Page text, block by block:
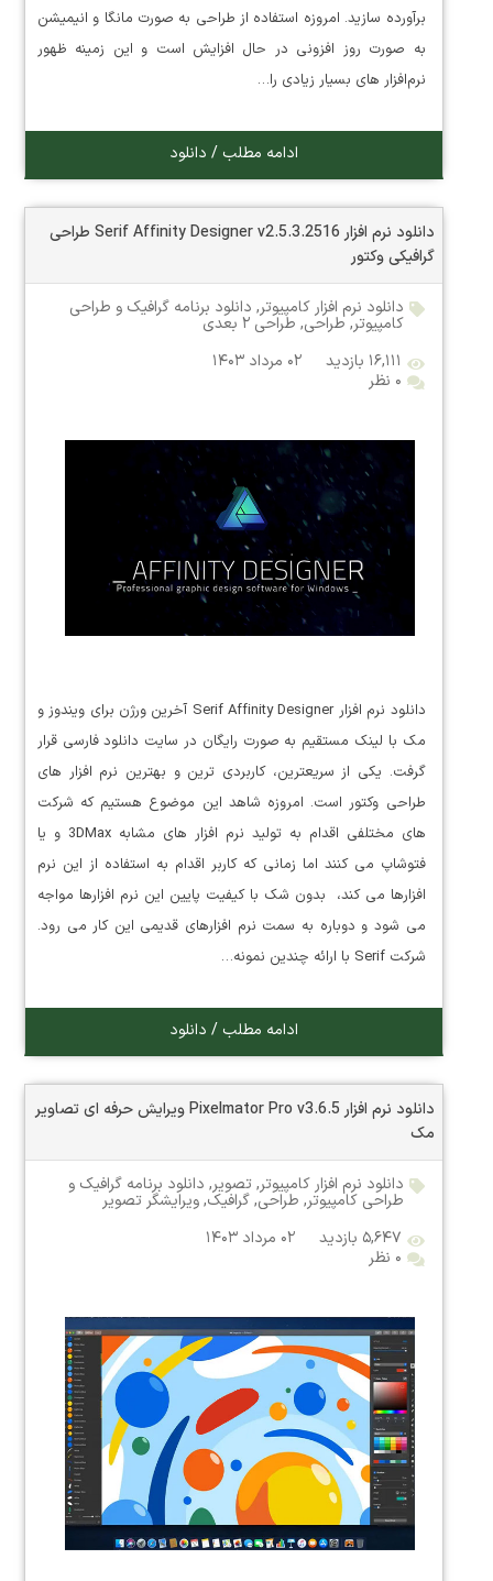
برآورده سازید. امروزه استفاده از طراحی به صورت مانگا و انیمیشن
به صورت روز افزونی در حال افزایش است و این زمینه ظهور
نرم‌افزار های بسیار زیادی را…
ادامه مطلب / دانلود
دانلود نرم افزار Serif Affinity Designer v2.5.3.2516 طراحی
گرافیکی وکتور
دانلود نرم افزار کامپیوتر, دانلود برنامه گرافیک و طراحی
کامپیوتر,طراحی, طراحی ۲ بعدی
۱۶,۱۱۱ بازدید
۰۲ مرداد ۱۴۰۳
۰ نظر
دانلود نرم افزار Serif Affinity Designer آخرین ورژن برای ویندوز و
مک با لینک مستقیم به صورت رایگان در سایت دانلود فارسی قرار
گرفت. یکی از سریعترین، کاربردی ترین و بهترین نرم افزار های
طراحی وکتور است. امروزه شاهد این موضوع هستیم که شرکت
های مختلفی اقدام به تولید نرم افزار های مشابه 3DMax و یا
فتوشاپ می کنند اما زمانی که کاربر اقدام به استفاده از این نرم
افزارها می کند، بدون شک با کیفیت پایین این نرم افزارها مواجه
می شود و دوباره به سمت نرم افزارهای قدیمی این کار می رود.
شرکت Serif با ارائه چندین نمونه…
ادامه مطلب / دانلود
دانلود نرم افزار Pixelmator Pro v3.6.5 ویرایش حرفه ای تصاویر
مک
دانلود نرم افزار کامپیوتر,تصویر, دانلود برنامه گرافیک و
طراحی کامپیوتر, طراحی,گرافیک,ویرایشگر تصویر
۵,۶۴۷ بازدید
۰۲ مرداد ۱۴۰۳
۰ نظر